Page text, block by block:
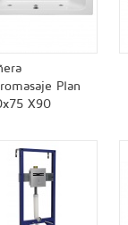
Plan
X90